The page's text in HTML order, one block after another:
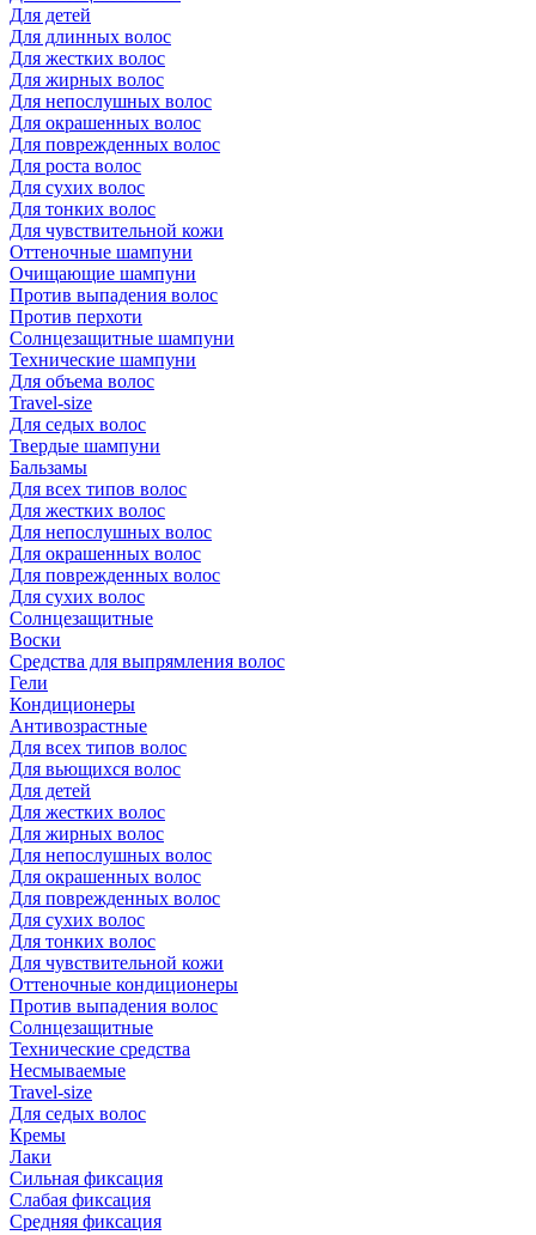
Для детей
Для длинных волос
Для жестких волос
Для жирных волос
Для непослушных волос
Для окрашенных волос
Для поврежденных волос
Для роста волос
Для сухих волос
Для тонких волос
Для чувствительной кожи
Оттеночные шампуни
Очищающие шампуни
Против выпадения волос
Против перхоти
Солнцезащитные шампуни
Технические шампуни
Для объема волос
Travel-size
Для седых волос
Твердые шампуни
Бальзамы
Для всех типов волос
Для жестких волос
Для непослушных волос
Для окрашенных волос
Для поврежденных волос
Для сухих волос
Солнцезащитные
Воски
Средства для выпрямления волос
Гели
Кондиционеры
Антивозрастные
Для всех типов волос
Для вьющихся волос
Для детей
Для жестких волос
Для жирных волос
Для непослушных волос
Для окрашенных волос
Для поврежденных волос
Для сухих волос
Для тонких волос
Для чувствительной кожи
Оттеночные кондиционеры
Против выпадения волос
Солнцезащитные
Технические средства
Несмываемые
Travel-size
Для седых волос
Кремы
Лаки
Сильная фиксация
Слабая фиксация
Средняя фиксация